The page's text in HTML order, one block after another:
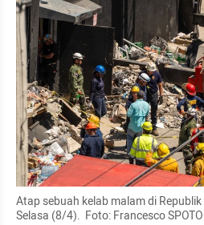
Atap sebuah kelab malam di
Selasa (8/4).  Foto: Francesco